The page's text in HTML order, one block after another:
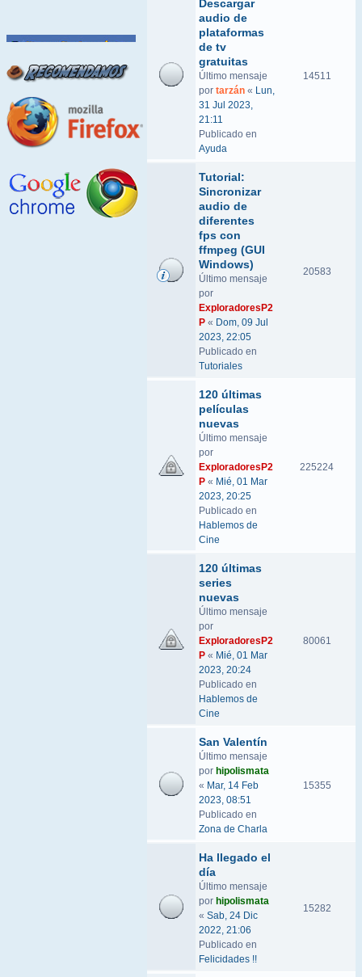
Descargar
audio de
plataformas
de tv
gratuitas
Último mensaje
por tarzán « Lun,
31 Jul 2023,
21:11
Publicado en
Ayuda
14511
Tutorial:
Sincronizar
audio de
diferentes
fps con
ffmpeg (GUI
Windows)
Último mensaje
por
ExploradoresP2
P « Dom, 09 Jul
2023, 22:05
Publicado en
Tutoriales
20583
120 últimas
películas
nuevas
Último mensaje
por
ExploradoresP2
P « Mié, 01 Mar
2023, 20:25
Publicado en
Hablemos de
Cine
225224
120 últimas
series
nuevas
Último mensaje
por
ExploradoresP2
P « Mié, 01 Mar
2023, 20:24
Publicado en
Hablemos de
Cine
80061
San Valentín
Último mensaje
por hipolismata
« Mar, 14 Feb
2023, 08:51
Publicado en
Zona de Charla
15355
Ha llegado el
día
Último mensaje
por hipolismata
« Sab, 24 Dic
2022, 21:06
Publicado en
Felicidades !!
15282